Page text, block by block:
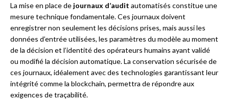
La mise en place de journaux d’audit automatisés constitue une
mesure technique fondamentale. Ces journaux doivent
enregistrer non seulement les décisions prises, mais aussi les
données d’entrée utilisées, les paramètres du modèle au moment
de la décision et l’identité des opérateurs humains ayant validé
ou modifié la décision automatique. La conservation sécurisée de
ces journaux, idéalement avec des technologies garantissant leur
intégrité comme la blockchain, permettra de répondre aux
exigences de traçabilité.